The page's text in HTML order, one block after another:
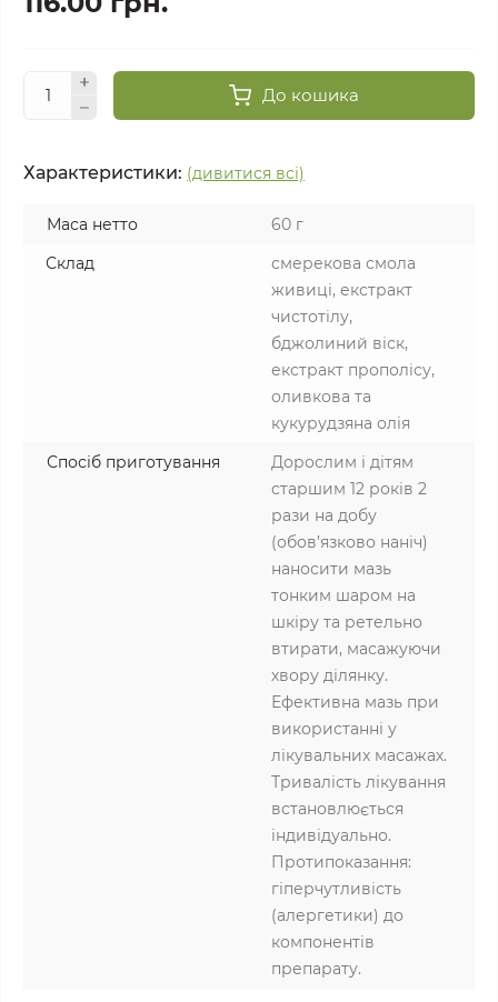
До кошика
Характеристики: (дивитися всі)
Маса нетто
60 г
Склад
смерекова смола
живиці, екстракт
чистотілу,
бджолиний віск,
екстракт прополісу,
оливкова та
кукурудзяна олія
Спосіб приготування
Дорослим і дітям
старшим 12 років 2
рази на добу
(обов’язково наніч)
наносити мазь
тонким шаром на
шкіру та ретельно
втирати, масажуючи
хвору ділянку.
Ефективна мазь при
використанні у
лікувальних масажах.
Тривалість лікування
встановлюється
індивідуально.
Протипоказання:
гіперчутливість
(алергетики) до
компонентів
препарату.